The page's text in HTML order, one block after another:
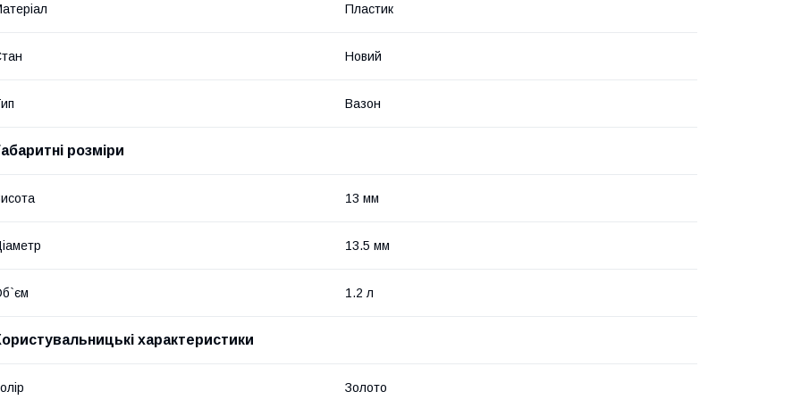
Пластик
Новий
Вазон
розміри
13 мм
13.5 мм
1.2 л
характеристики
Золото